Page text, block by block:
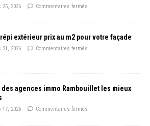
25, 2026 Commentaires fermés
extérieur prix au m2 pour votre façade
21, 2026 Commentaires fermés
des agences immo Rambouillet les mieux
17, 2026 Commentaires fermés